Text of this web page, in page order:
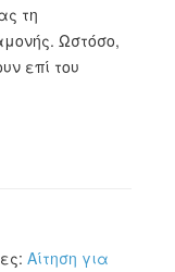
τη
Ωστόσο,
επί του
Αίτηση για